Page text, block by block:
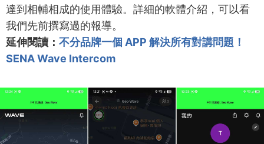
達到相輔相成的使用體驗。詳細的軟體介紹，可以看
我們先前撰寫過的報導。
延伸閱讀： 不分品牌一個 APP 解決所有對講問題！
SENA Wave Intercom